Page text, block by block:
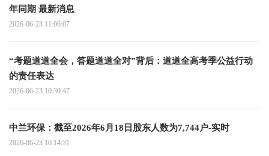
年同期 最新消息
2026-06-23 11:06:07
“考题道道全会，答题道道全对”背后：道道全高考季公益行动
的责任表达
2026-06-23 10:30:47
中兰环保：截至2026年6月18日股东人数为7,744户-实时
2026-06-23 10:14:31